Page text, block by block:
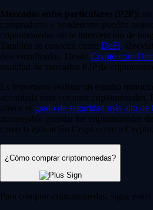
Mercados entre particulares (P2P):
compradores y vendedores pueden
criptomonedas sin la intervención de
También se conocen como DeFi ,
descentralizadas. Desde Crypto.com
multitud de mercados P2P de
Es importante realizar un estudio
acreditada para comprar
ofrece el grado de seguridad más alto de
aconsejable guardar las criptomonedas
como la aplicación Crypto.com o
¿Cómo comprar criptomonedas?
Para comprar criptomonedas, sigue estos